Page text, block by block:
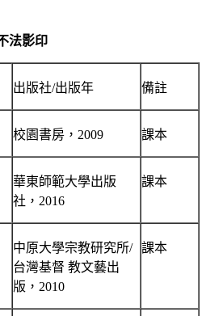
法影印
出版社/出版年 備註
校園書房， 2009 課本
華東師範大學出版
社， 2016
課本
中原大學宗教研究所/
台灣基督 教文藝出
版， 2010
課本